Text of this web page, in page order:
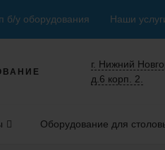
б/у оборудования Наши
г. Нижний
д.6 корп. 2.
Оборудование для